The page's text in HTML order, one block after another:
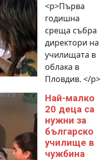
<p>Първа
годишна
среща събра
директори на
училищата в
облака в
Пловдив. </p>
Най-малко
20 деца са
нужни за
българско
училище в
чужбина